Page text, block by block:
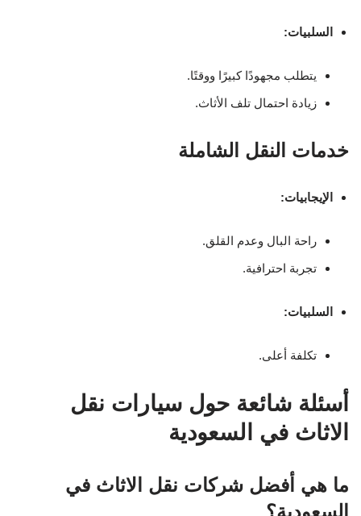
السلبيات:
يتطلب مجهودًا كبيرًا ووقتًا.
زيادة احتمال تلف الأثاث.
خدمات النقل الشاملة
الإيجابيات:
راحة البال وعدم القلق.
تجربة احترافية.
السلبيات:
تكلفة أعلى.
أسئلة شائعة حول سيارات نقل
الاثاث في السعودية
ما هي أفضل شركات نقل الاثاث في
السعودية؟